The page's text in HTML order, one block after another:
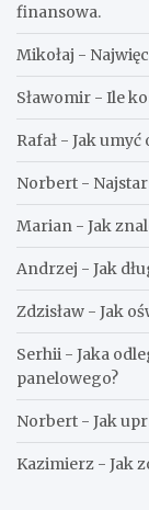
finansowa.
Mikołaj -
Sławomir - Ile
Rafał - Jak umyć
Norbert -
Marian - Jak
Andrzej - Jak
Zdzisław - Jak
Serhii - Jaka
panelowego?
Norbert - Jak
Kazimierz - Jak